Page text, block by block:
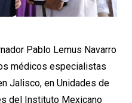
Pablo Lemus Navarro
médicos especialistas
Jalisco, en Unidades de
del Instituto Mexicano